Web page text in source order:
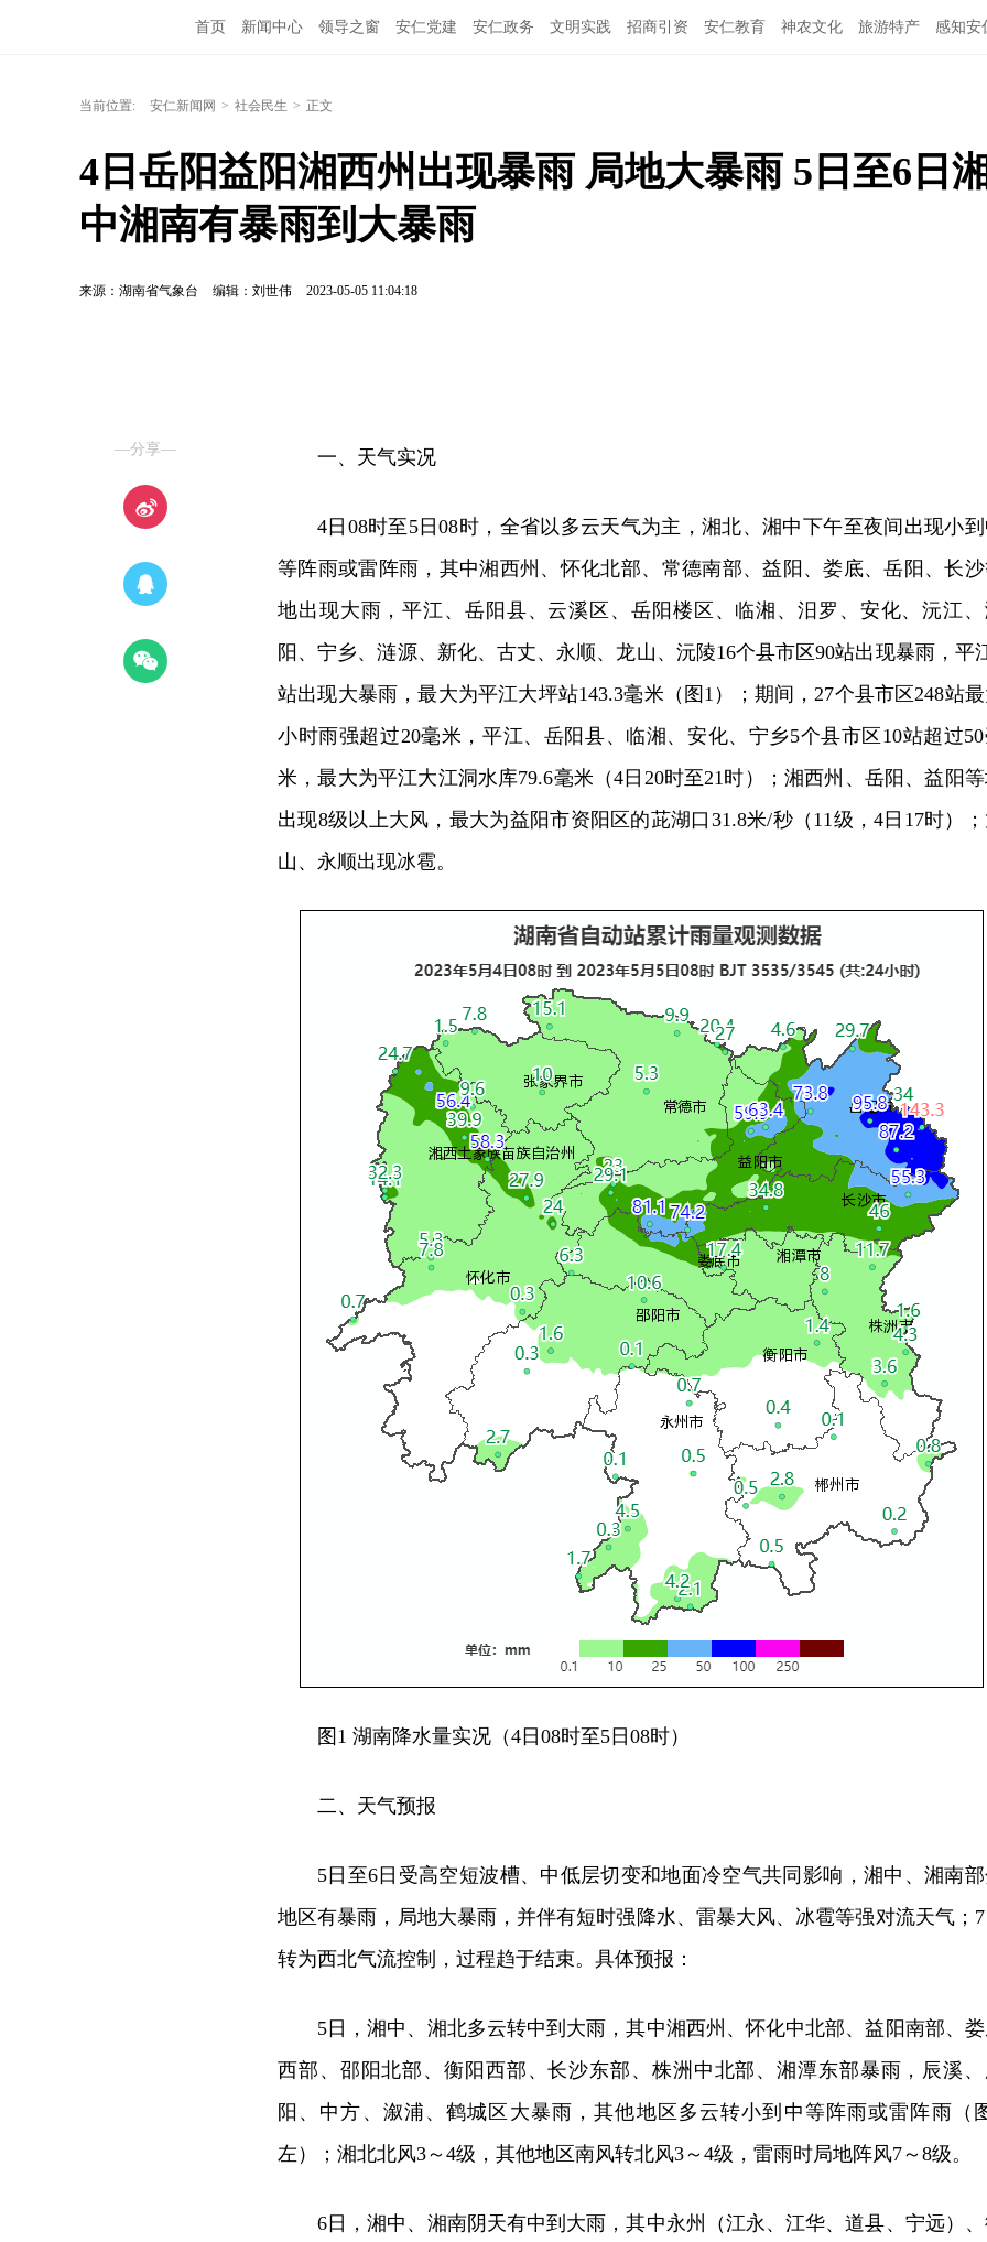
首页 新闻中心 领导之窗 安仁党建 安仁政务 文明实践 招商引资 安仁教育 神农文化 旅游特产 感知安
当前位置: 安仁新闻网 > 社会民生 > 正文
4日岳阳益阳湘西州出现暴雨 局地大暴雨 5日至6日
中湘南有暴雨到大暴雨
来源：湖南省气象台 编辑：刘世伟 2023-05-05 11:04:18
—分享— 一、天气实况
4日08时至5日08时，全省以多云天气为主，湘北、湘中下午至夜间出现小
等阵雨或雷阵雨，其中湘西州、怀化北部、常德南部、益阳、娄底、岳阳、长
地出现大雨，平江、岳阳县、云溪区、岳阳楼区、临湘、汨罗、安化、沅江
阳、宁乡、涟源、新化、古丈、永顺、龙山、沅陵16个县市区90站出现暴雨，平
站出现大暴雨，最大为平江大坪站143.3毫米（图1）；期间，27个县市区248站
小时雨强超过20毫米，平江、岳阳县、临湘、安化、宁乡5个县市区10站超过
米，最大为平江大江洞水库79.6毫米（4日20时至21时）；湘西州、岳阳、益阳
出现8级以上大风，最大为益阳市资阳区的茈湖口31.8米/秒（11级，4日17时）
山、永顺出现冰雹。
图1 湖南降水量实况（4日08时至5日08时）
二、天气预报
5日至6日受高空短波槽、中低层切变和地面冷空气共同影响，湘中、湘南
地区有暴雨，局地大暴雨，并伴有短时强降水、雷暴大风、冰雹等强对流天气；
转为西北气流控制，过程趋于结束。具体预报：
5日，湘中、湘北多云转中到大雨，其中湘西州、怀化中北部、益阳南部、
西部、邵阳北部、衡阳西部、长沙东部、株洲中北部、湘潭东部暴雨，辰溪
阳、中方、溆浦、鹤城区大暴雨，其他地区多云转小到中等阵雨或雷阵雨（
左）；湘北北风3～4级，其他地区南风转北风3～4级，雷雨时局地阵风7～8级。
6日，湘中、湘南阴天有中到大雨，其中永州（江永、江华、道县、宁远）